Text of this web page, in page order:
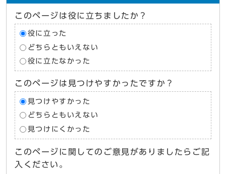
このページは役に立ちましたか？
役に立った
どちらともいえない
役に立たなかった
このページは見つけやすかったですか？
見つけやすかった
どちらともいえない
見つけにくかった
このページに関してのご意見がありましたらご記
入ください。